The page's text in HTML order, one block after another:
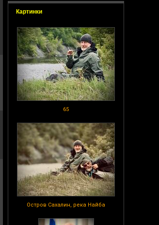
Картинки
65
Остров Сахалин, река Найба